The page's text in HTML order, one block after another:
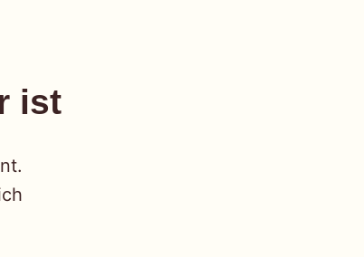
ist